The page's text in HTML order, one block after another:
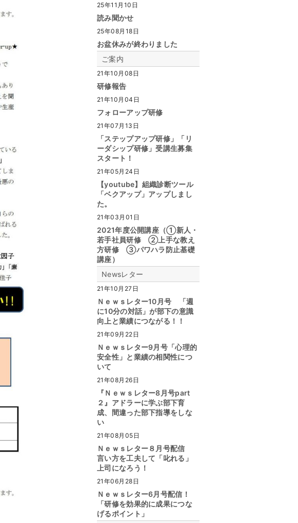
25年11月10日
読み聞かせ
25年08月18日
お盆休みが終わりました
ご案内
21年10月08日
研修報告
21年10月04日
フォローアップ研修
21年07月13日
「ステップアップ研修」「リ
ーダシップ研修」受講生募集
スタート！
21年05月24日
【youtube】組織診断ツール
「ベクアップ」アップしまし
た。
21年03月01日
2021年度公開講座（①新人・
若手社員研修 ②上手な教え
方研修 ③パワハラ防止基礎
講座）
Newsレター
21年10月27日
Ｎｅｗｓレター10月号 「週
に10分の対話」が部下の意識
向上と業績につながる！！
21年09月22日
Ｎｅｗｓレター9月号「心理的
安全性」と業績の相関性につ
いて
21年08月26日
『Ｎｅｗｓレター8月号part
２』アドラーに学ぶ部下育
成、間違った部下指導をしな
い
21年08月05日
Ｎｅｗｓレター８月号配信
言い方を工夫して「叱れる」
上司になろう！
21年06月28日
Ｎｅｗｓレター6月号配信！
「研修を効果的に成果につな
げるポイント」